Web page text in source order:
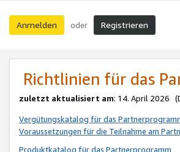
Anmelden oder Registrieren
Richtlinien für das
zuletzt aktualisiert am: 14. April 2026
Vergütungskatalog für das
Voraussetzungen für die Teilnahme am
Produktkatalog für das Partnerprogramm